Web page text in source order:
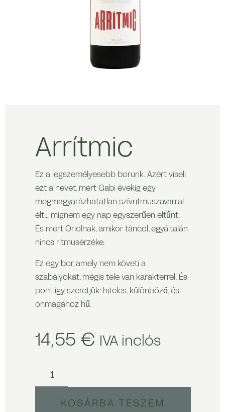
Arrítmic
Ez a legszemélyesebb borunk. Azért viseli
ezt a nevet, mert Gabi évekig egy
megmagyarázhatatlan szívritmuszavarral
élt… mígnem egy nap egyszerűen eltűnt.
És mert Oriolnak, amikor táncol, egyáltalán
nincs ritmusérzéke.
Ez egy bor, amely nem követi a
szabályokat, mégis tele van karakterrel. És
pont így szeretjük: hiteles, különböző, és
önmagához hű.
14,55 € IVA inclós
KOSÁRBA TESZEM